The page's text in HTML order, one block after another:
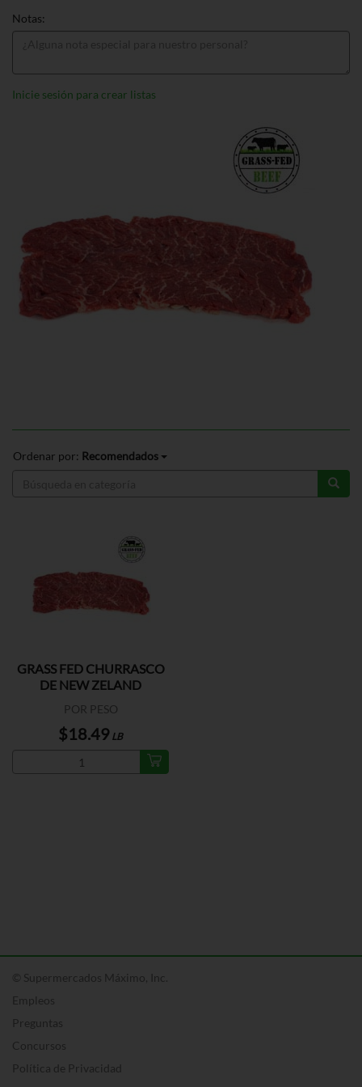
Notas:
Inicie sesión para crear listas
Ordenar por: Recomendados
GRASS FED CHURRASCO
DE NEW ZELAND
POR PESO
$18.49 LB
© Supermercados Máximo, Inc.
Empleos
Preguntas
Concursos
Política de Privacidad